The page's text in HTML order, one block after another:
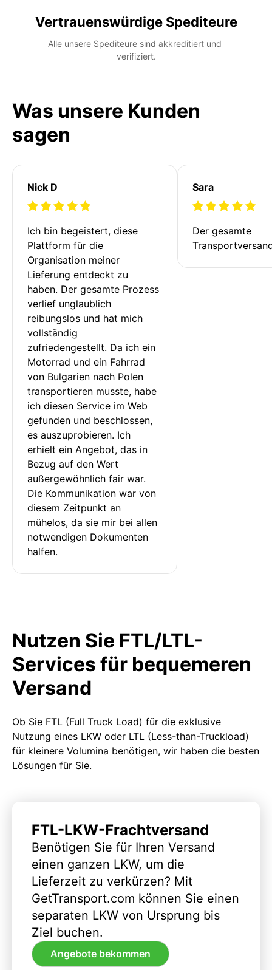
Vertrauenswürdige Spediteure
Alle unsere Spediteure sind akkreditiert und
verifiziert.
Was unsere Kunden
sagen
Nick D
Ich bin begeistert, diese
Plattform für die
Organisation meiner
Lieferung entdeckt zu
haben. Der gesamte Prozess
verlief unglaublich
reibungslos und hat mich
vollständig
zufriedengestellt. Da ich ein
Motorrad und ein Fahrrad
von Bulgarien nach Polen
transportieren musste, habe
ich diesen Service im Web
gefunden und beschlossen,
es auszuprobieren. Ich
erhielt ein Angebot, das in
Bezug auf den Wert
außergewöhnlich fair war.
Die Kommunikation war von
diesem Zeitpunkt an
mühelos, da sie mir bei allen
notwendigen Dokumenten
halfen.
Sara
Der gesamte
Nutzen Sie FTL/LTL-
Services für bequemeren
Versand
Ob Sie FTL (Full Truck Load) für die exklusive
Nutzung eines LKW oder LTL (Less-than-Truckload)
für kleinere Volumina benötigen, wir haben die besten
Lösungen für Sie.
FTL-LKW-Frachtversand
Benötigen Sie für Ihren Versand
einen ganzen LKW, um die
Lieferzeit zu verkürzen? Mit
GetTransport.com können Sie einen
separaten LKW von Ursprung bis
Ziel buchen.
Angebote bekommen